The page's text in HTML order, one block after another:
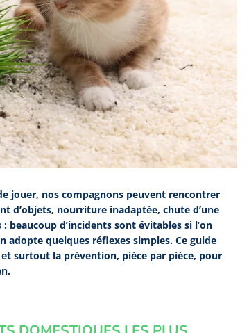
jouer, nos compagnons peuvent rencontrer
d’objets, nourriture inadaptée, chute d’une
beaucoup d’incidents sont évitables si l’on
adopte quelques réflexes simples. Ce guide
surtout la prévention, pièce par pièce, pour